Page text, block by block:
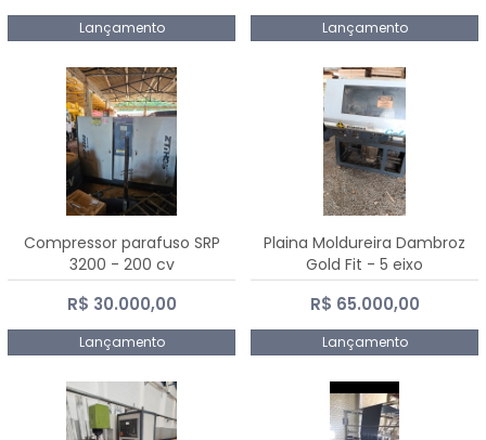
Lançamento Lançamento
Compressor parafuso SRP
3200 - 200 cv
R$ 30.000,00
Lançamento
Plaina Moldureira Dambroz
Gold Fit - 5 eixo
R$ 65.000,00
Lançamento